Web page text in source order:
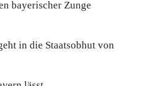
bayerischer Zunge
in die Staatsobhut von